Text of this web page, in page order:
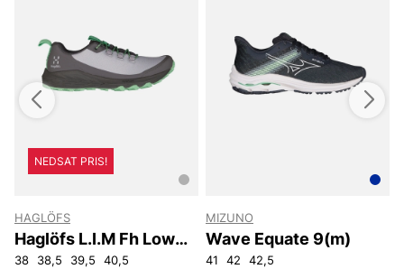
42 43,5
NEDSAT PRIS!
HAGLÖFS
Haglöfs L.I.M Fh Low
Women
38 38,5 39,5 40,5
MIZUNO
Wave Equate 9(m)
41 42 42,5